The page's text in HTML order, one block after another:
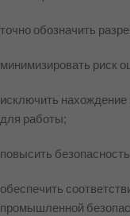
точно обозначить
минимизировать риск
исключить нахождение
для работы;
повысить
обеспечить
промышленной